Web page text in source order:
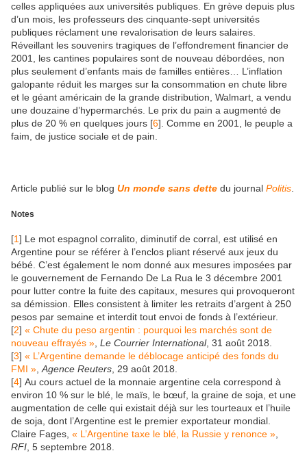
celles appliquées aux universités publiques. En grève depuis plus
d’un mois, les professeurs des cinquante-sept universités
publiques réclament une revalorisation de leurs salaires.
Réveillant les souvenirs tragiques de l’effondrement financier de
2001, les cantines populaires sont de nouveau débordées, non
plus seulement d’enfants mais de familles entières… L’inflation
galopante réduit les marges sur la consommation en chute libre
et le géant américain de la grande distribution, Walmart, a vendu
une douzaine d’hypermarchés. Le prix du pain a augmenté de
plus de 20 % en quelques jours [6] . Comme en 2001, le peuple a
faim, de justice sociale et de pain.
Article publié sur le blog Un monde sans dette du journal Politis
Notes
[1] Le mot espagnol corralito, diminutif de corral, est utilisé en
Argentine pour se référer à l’enclos pliant réservé aux jeux du
bébé. C’est également le nom donné aux mesures imposées par
le gouvernement de Fernando De La Rua le 3 décembre 2001
pour lutter contre la fuite des capitaux, mesures qui provoqueront
sa démission. Elles consistent à limiter les retraits d’argent à 250
pesos par semaine et interdit tout envoi de fonds à l’extérieur.
[2] « Chute du peso argentin : pourquoi les marchés sont de
nouveau effrayés » Le Courrier International, 31 août 2018.
[3] « L’Argentine demande le déblocage anticipé des fonds du
FMI » Agence Reuters , 29 août 2018.
[4] Au cours actuel de la monnaie argentine cela correspond à
environ 10 % sur le blé, le maïs, le bœuf, la graine de soja, et une
augmentation de celle qui existait déjà sur les tourteaux et l’huile
de soja, dont l’Argentine est le premier exportateur mondial.
Claire Fages, « L’Argentine taxe le blé, la Russie y renonce »
RFI , 5 septembre 2018.